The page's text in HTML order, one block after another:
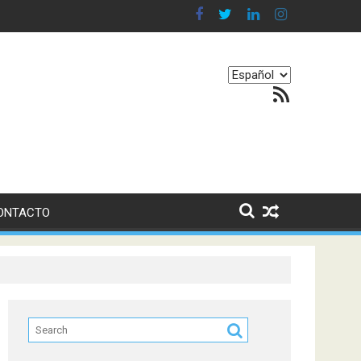
nuestro equilibrio emocional
Elegir
Feed RSS